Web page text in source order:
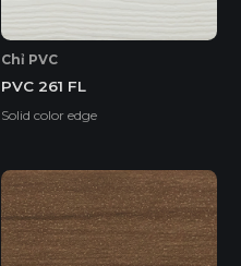
Chỉ PVC
PVC 261 FL
Solid color edge